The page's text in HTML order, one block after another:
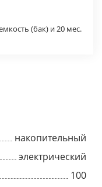
(бак) и 20 мес.
накопительный
электрический
100